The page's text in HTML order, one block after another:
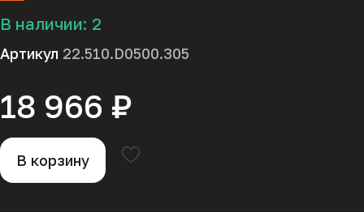
В наличии: 2
Артикул 22.510.D0500.305
18 966 ₽
В корзину